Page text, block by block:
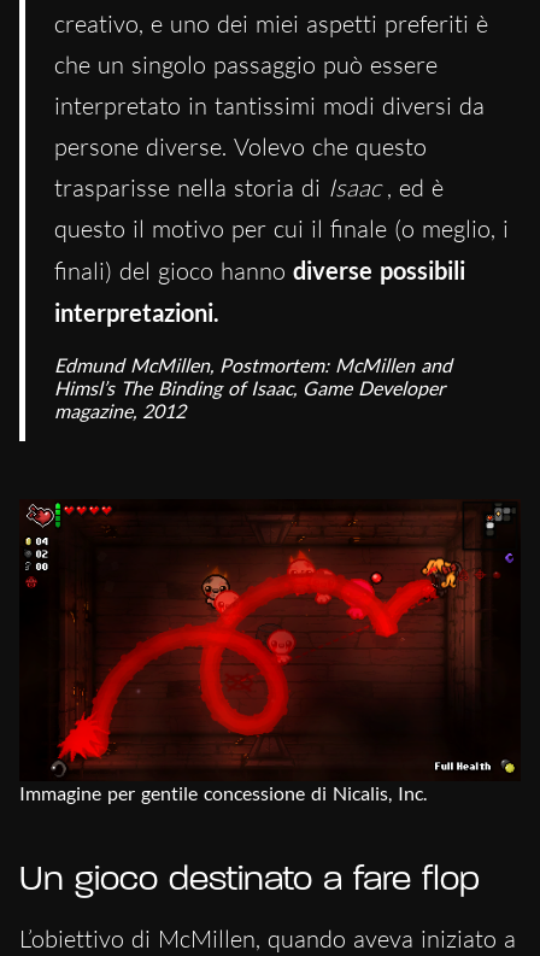
creativo, e uno dei miei aspetti preferiti è
che un singolo passaggio può essere
interpretato in tantissimi modi diversi da
persone diverse. Volevo che questo
trasparisse nella storia di Isaac , ed è
questo il motivo per cui il finale (o meglio, i
finali) del gioco hanno diverse possibili
interpretazioni.
Edmund McMillen, Postmortem: McMillen and
Himsl’s The Binding of Isaac, Game Developer
magazine, 2012
Immagine per gentile concessione di Nicalis, Inc.
Un gioco destinato a fare flop
L’obiettivo di McMillen, quando aveva iniziato a